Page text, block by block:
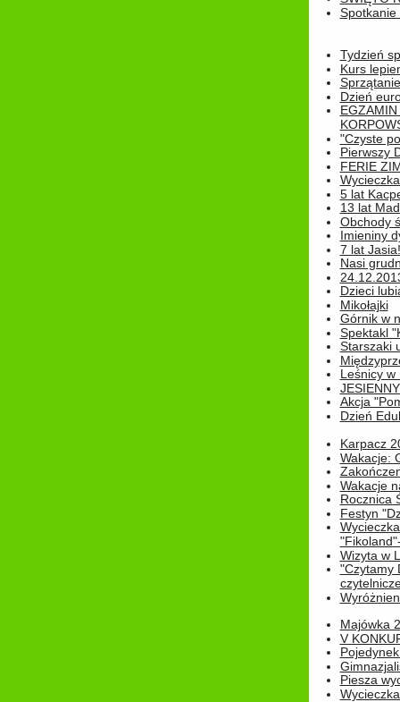
Spotkanie
Tydzień
Kurs
Dzień
"Czyste
Pierwszy
FERIE
5 lat
13 lat
Obchody
Imieniny
7 lat Jasia!
Nasi
Dzieci
Mikołajki
Górnik w
Spektakl
Starszaki
Leśnicy w
Akcja
Dzień
Karpacz
Wakacje:
Wakacje
Rocznica
Festyn
Wizyta w
"Czytamy
Majówka
V
Piesza